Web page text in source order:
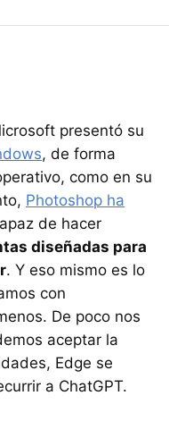
presentó su
, de forma
como en su
Photoshop ha
de hacer
diseñadas para
. Y eso mismo es lo
con
De poco nos
aceptar la
Edge se
a ChatGPT.